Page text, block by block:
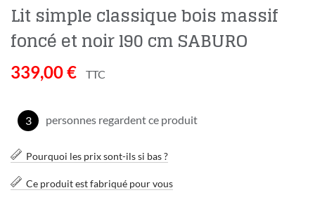
Lit simple classique bois massif
foncé et noir l90 cm SABURŌ
339,00 € TTC
3 personnes regardent ce produit
Pourquoi les prix sont-ils si bas ?
Ce produit est fabriqué pour vous